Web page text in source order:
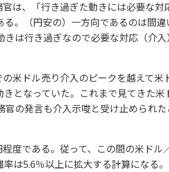
は、「行き過ぎた動きには必要な対
。（円安の）一方向であるのは間
きは行き過ぎなので必要な対応（介
米ドル売り介入のピークを越えて米
となっていた。これまで見てきた
の発言も介入示唆と受け止められ
度である。従って、この間の米ドル
は5.6％以上に拡大する計算になる